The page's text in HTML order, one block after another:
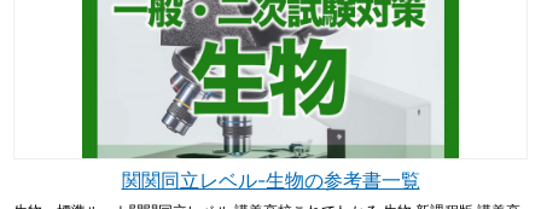
関関同立レベル-生物の参考書一覧